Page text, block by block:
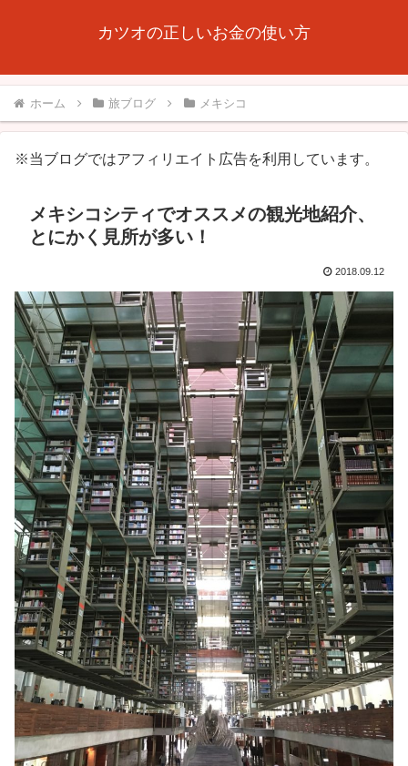
カツオの正しいお金の使い方
ホーム 旅ブログ メキシコ
※当ブログではアフィリエイト広告を利用しています。
メキシコシティでオススメの観光地紹介、
とにかく見所が多い！
2018.09.12